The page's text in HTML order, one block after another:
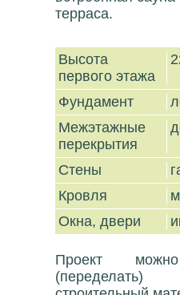
терраса.
Высота
первого этажа
Фундамент
Межэтажные
перекрытия
Стены
Кровля
Окна, двери
Проект можно